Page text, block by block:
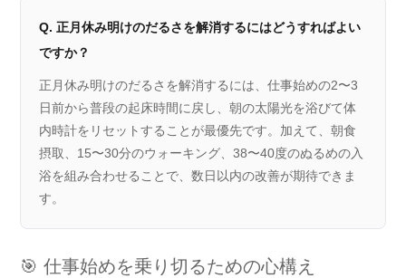
Q. 正月休み明けのだるさを解消するにはどうすればよい
ですか？
正月休み明けのだるさを解消するには、仕事始めの2〜3
日前から普段の起床時間に戻し、朝の太陽光を浴びて体
内時計をリセットすることが最優先です。加えて、朝食
摂取、15〜30分のウォーキング、38〜40度のぬるめの入
浴を組み合わせることで、数日以内の改善が期待できま
す。
🎯 仕事始めを乗り切るための心構え